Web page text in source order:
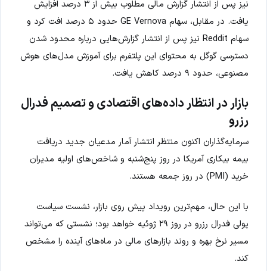
نیز پس از انتشار گزارش مالی مطلوب بیش از ۳ درصد افزایش
یافت. در مقابل، سهام GE Vernova حدود ۵ درصد افت کرد و
سهام Reddit نیز پس از انتشار گزارش‌هایی درباره محدود شدن
دسترسی گوگل به محتوای این پلتفرم برای آموزش مدل‌های هوش
مصنوعی، حدود ۹ درصد کاهش یافت.
بازار در انتظار داده‌های اقتصادی و تصمیم فدرال
رزرو
سرمایه‌گذاران اکنون منتظر انتشار آمار مدعیان جدید دریافت
بیمه بیکاری آمریکا در روز پنج‌شنبه و شاخص‌های اولیه مدیران
خرید (PMI) در روز جمعه هستند.
با این حال، مهم‌ترین رویداد پیش روی بازار، نشست سیاست
پولی فدرال رزرو در روز ۲۹ ژوئیه خواهد بود؛ نشستی که می‌تواند
مسیر نرخ بهره و روند بازارهای مالی در ماه‌های آینده را مشخص
کند.